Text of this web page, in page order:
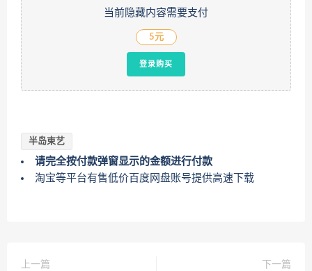
当前隐藏内容需要支付
5元
登录购买
半岛束艺
请完全按付款弹窗显示的金额进行付款
淘宝等平台有售低价百度网盘账号提供高速下载
上一篇
下一篇